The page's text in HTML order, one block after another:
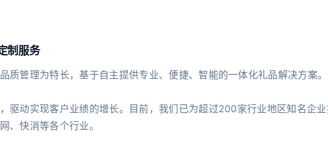
制服务
质管理为特长，基于自主提供专业、便捷、智能的一体化礼品解决方案
驱动实现客户业绩的增长。目前，我们已为超过200家行业地区知名企
、快消等各个行业。